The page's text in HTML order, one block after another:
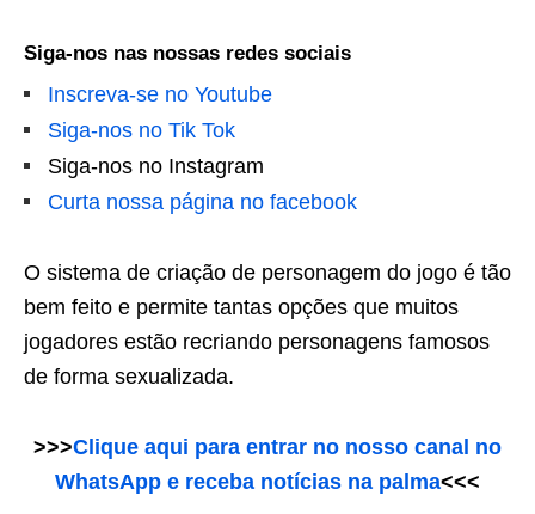
Siga-nos nas nossas redes sociais
Inscreva-se no Youtube
Siga-nos no Tik Tok
Siga-nos no Instagram
Curta nossa página no facebook
O sistema de criação de personagem do jogo é tão
bem feito e permite tantas opções que muitos
jogadores estão recriando personagens famosos
de forma sexualizada.
>>>Clique aqui para entrar no nosso canal no
WhatsApp e receba notícias na palma<<<